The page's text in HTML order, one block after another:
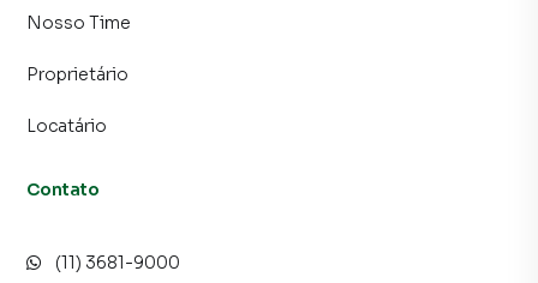
Nosso Time
Proprietário
Locatário
Contato
(11) 3681-9000